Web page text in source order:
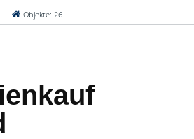
Objekte: 26